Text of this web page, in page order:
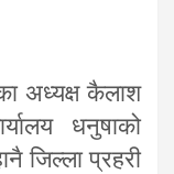
अध्यक्ष कैलाश
धनुषाको
जिल्ला प्रहरी